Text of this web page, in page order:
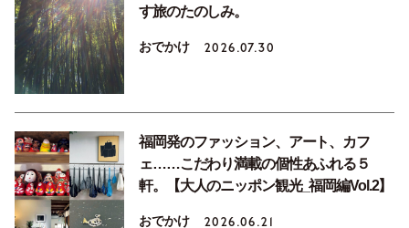
す旅のたのしみ。
おでかけ 2026.07.30
福岡発のファッション、アート、カフ
ェ……こだわり満載の個性あふれる５
軒。【大人のニッポン観光_福岡編Vol.2】
おでかけ 2026.06.21